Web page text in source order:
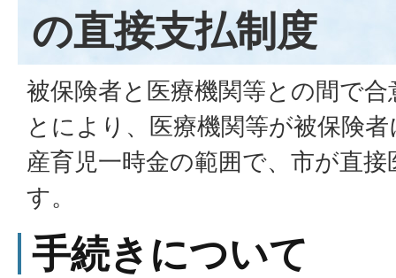
の直接支払制度
被保険者と医療機関等との間で
とにより、医療機関等が被保険
産育児一時金の範囲で、市が直
す。
手続きについて